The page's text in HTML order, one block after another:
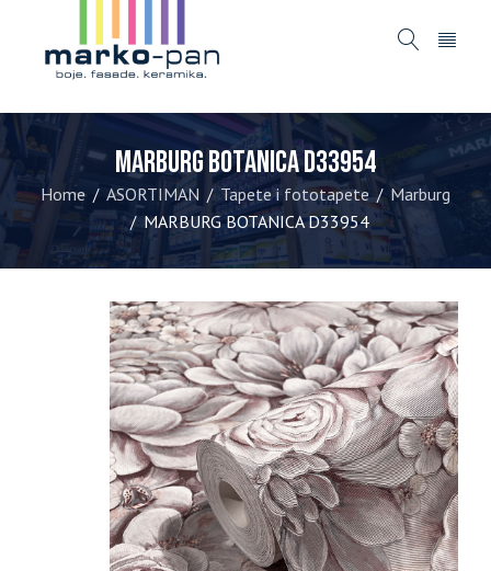
MARBURG BOTANICA D33954
Home / ASORTIMAN / Tapete i fototapete / Marburg
/ MARBURG BOTANICA D33954